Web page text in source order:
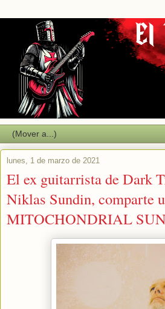
lunes, 1 de marzo de 2021
El ex guitarrista de Dark
Niklas Sundin, comparte
MITOCHONDRIAL